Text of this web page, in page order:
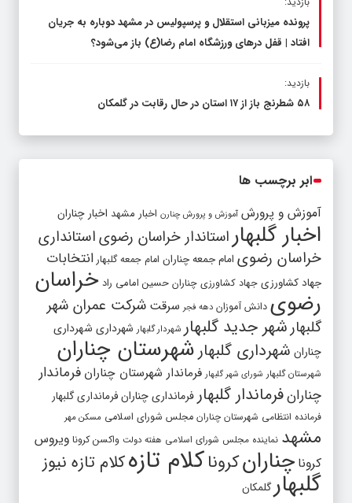
پرونده میزبانی استقلال و پرسپولیس در مشهد دوباره به جریان
افتاد | قفل در‌های ورزشگاه امام رضا(ع) باز می‌شود؟
بازدید:
۵۸ شطرنج‌ باز از ۱۷ استان در حال رقابت در گلمکان
ابر برچسب ها
آموزش و پرورش آموزش و پرورش چنارن اخبار مشهد اخبار چناران
اخبار گلبهار استاندار خراسان رضویاستانداری
خراسان رضوی امام جمعه چناران امام جمعه گلبهار انتخابات
جهاد کشاورزی جهاد کشاورزی چناران حسین امامی راد خراسان
رضوی دانش آموزان دهه فجر سرقت شرکت عمران شهر
گلبهار شهر جدید گلبهار شهردار گلبهار شهرداری شهرداری
چناران شهرداری گلبهار شهرستان چناران
شهرستان گلبهار شورای شهر گلبهار فرماندار شهرستان چناران فرماندار
چنارانفرماندار گلبهار فرمانداری چنارانفرمانداری گلبهار
فرمانده انتظامی شهرستان چناران مجلس شورای اسلامی مسکن مهر
مشهد نماینده مجلس شورای اسلامی هفته دولت واکسن کرونا ویروس
کرونا چنارانکروناکلام تازهکلام تازه نیوز
گلبهار گلمکان